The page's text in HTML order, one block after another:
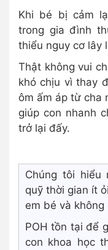
Khi bé bị cảm
trong gia đình
thiểu nguy cơ lây
Thật không vui
khó chịu vì thay
ôm ấm áp từ cha
giúp con nhanh
trở lại đấy.
Chúng tôi hiểu
quỹ thời gian ít
em bé và
POH tồn tại để
con khoa học